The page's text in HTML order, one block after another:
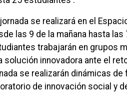
se realizará en el
las 9 de la mañana hasta
trabajarán en grupos
solución innovadora ante el
se realizarán dinámicas
de innovación social y